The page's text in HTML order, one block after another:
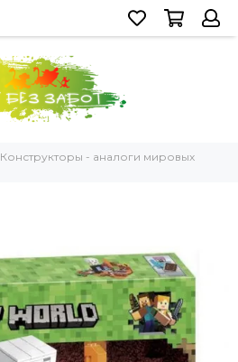
Конструкторы - аналоги мировых